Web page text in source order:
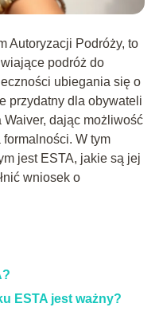
Autoryzacji Podróży, to
podróż do
ubiegania się o
przydatny dla obywateli
dając możliwość
W tym
jest ESTA, jakie są jej
wniosek o
ESTA jest ważny?